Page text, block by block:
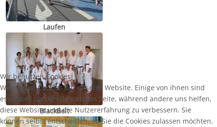
Laufen
BlackBelt
Wir benutzen Cookies
Wir nutzen Cookies auf unserer Website. Einige von ihnen sind
essenziell für den Betrieb der Seite, während andere uns helfen,
diese Website und die Nutzererfahrung zu verbessern. Sie
können selbst entscheiden, ob Sie die Cookies zulassen möchten.